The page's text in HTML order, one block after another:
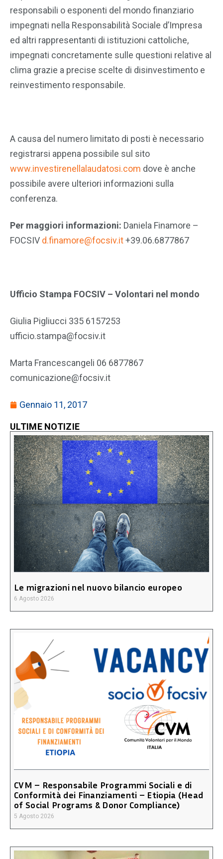
responsabili o esponenti del mondo finanziario
impegnati nella Responsabilità Sociale d’Impresa
ed altri rappresentanti di istituzioni cattoliche,
impegnati concretamente sulle questioni relative al
clima grazie a precise scelte di disinvestimento e
reinvestimento responsabile.
A causa del numero limitato di posti è necessario
registrarsi appena possibile sul sito
www.investirenellalaudatosi.com dove è anche
possibile avere ulteriori informazioni sulla
conferenza.
Per maggiori informazioni: Daniela Finamore –
FOCSIV d.finamore@focsiv.it+39.06.6877867
Ufficio Stampa FOCSIV – Volontari nel mondo
Giulia Pigliucci 335 6157253
ufficio.stampa@focsiv.it
Marta Francescangeli 06 6877867
comunicazione@focsiv.it
Gennaio 11, 2017
ULTIME NOTIZIE
Le migrazioni nel nuovo bilancio europeo
6 Agosto 2026
CVM – Responsabile Programmi Sociali e di
Conformità dei Finanziamenti – Etiopia (Head
of Social Programs & Donor Compliance)
5 Agosto 2026